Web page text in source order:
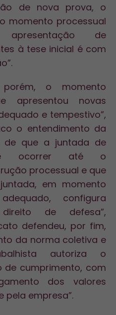
de nova prova, o
momento processual
de
à tese inicial é com
o momento
apresentou novas
e tempestivo”,
o entendimento da
de que a juntada de
ocorrer até o
processual e que
em momento
configura
de defesa”,
defendeu, por fim,
da norma coletiva e
autoriza o
cumprimento, com
dos valores
pela empresa”.